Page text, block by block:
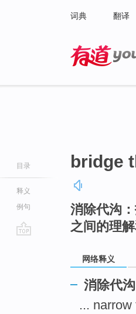
词典 翻译
目录
释义
例句
bridge
消除代沟
之间的理解
网络释义
消除代沟
...